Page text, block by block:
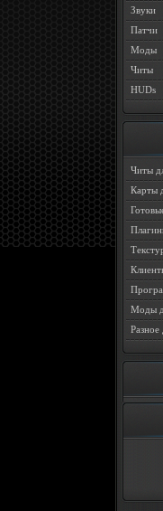
Звуки
Патчи
Моды
Читы
HUDs
Читы
Карты
Моды